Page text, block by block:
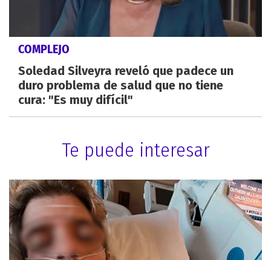
COMPLEJO
Soledad Silveyra reveló que padece un
duro problema de salud que no tiene
cura: "Es muy difícil"
Te puede interesar